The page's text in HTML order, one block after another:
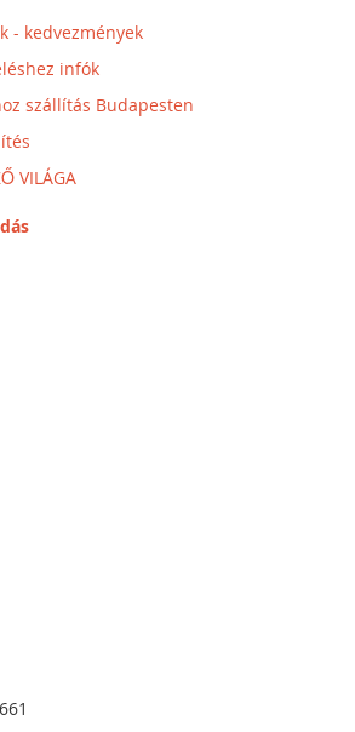
- kedvezmények
infók
szállítás Budapesten
VILÁGA